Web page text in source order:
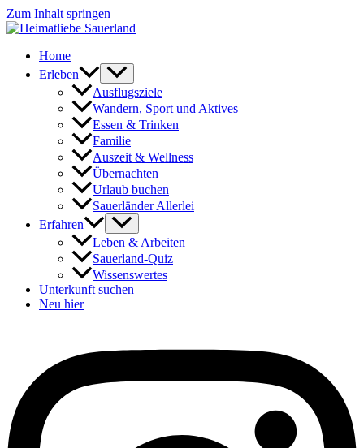
Zum Inhalt springen
Home
Erleben
Ausflugsziele
Wandern, Sport und Aktives
Essen & Trinken
Familie
Auszeit & Wellness
Übernachten
Urlaub buchen
Sauerländer Allerlei
Erfahren
Leben & Arbeiten
Sauerland-Quiz
Wissenswertes
Unterkunft suchen
Neu hier